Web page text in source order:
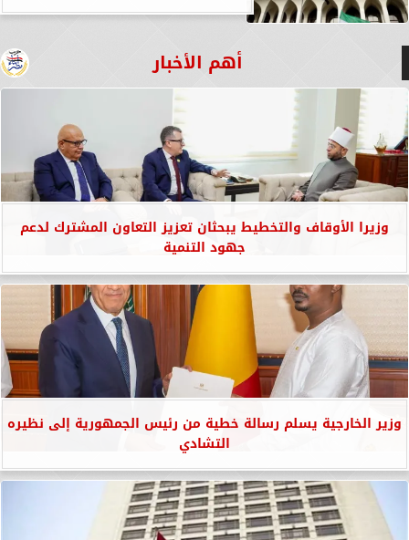
أهم الأخبار
وزيرا الأوقاف والتخطيط يبحثان تعزيز التعاون المشترك لدعم
جهود التنمية
وزير الخارجية يسلم رسالة خطية من رئيس الجمهورية إلى نظيره
التشادي